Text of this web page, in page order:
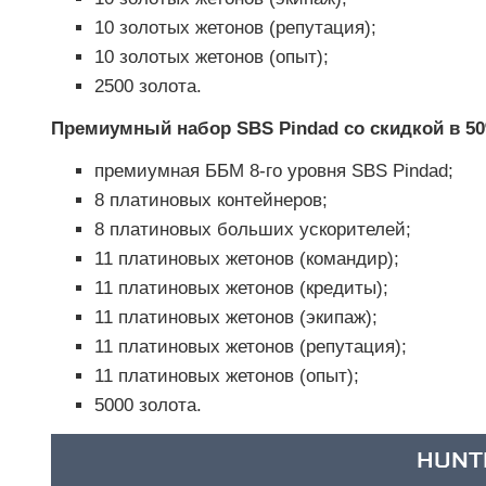
10 золотых жетонов (репутация);
10 золотых жетонов (опыт);
2500 золота.
Премиумный набор SBS Pindad со скидкой в
премиумная ББМ 8-го уровня SBS Pindad;
8 платиновых контейнеров;
8 платиновых больших ускорителей;
11 платиновых жетонов (командир);
11 платиновых жетонов (кредиты);
11 платиновых жетонов (экипаж);
11 платиновых жетонов (репутация);
11 платиновых жетонов (опыт);
5000 золота.